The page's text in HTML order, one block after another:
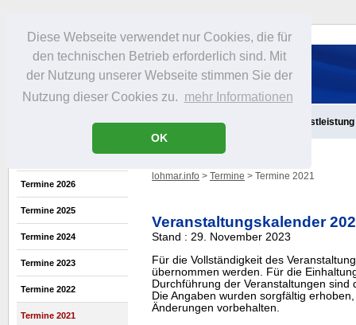
Diese Webseite verwendet nur Cookies, die für
den technischen Betrieb erforderlich sind. Mit
der Nutzung unserer Webseite stimmen Sie der
Nutzung dieser Cookies zu. mehr Informationen
OK
Infos Freizeit Gastronomie Dienstleistung
Termine 2026
Termine 2025
Termine 2024
Termine 2023
Termine 2022
Termine 2021
lohmar.info > Termine > Termine 2021
Veranstaltungskalender
Stand : 29. November 2023
Für die Vollständigkeit des
übernommen werden. Für die
Durchführung der Veranstaltungen sind
Die Angaben wurden sorgfältig
Änderungen vorbehalten.